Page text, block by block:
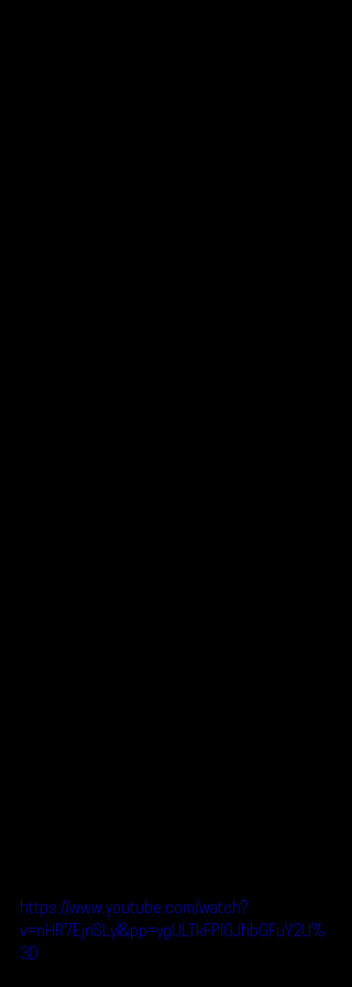
https://www.youtube.com/watch?
v=nHR7EjnSLyI&pp=ygULTkFPIGJhbGFuY2U%
3D